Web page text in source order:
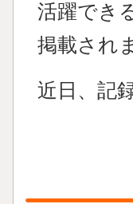
活躍でき
掲載され
近日、記